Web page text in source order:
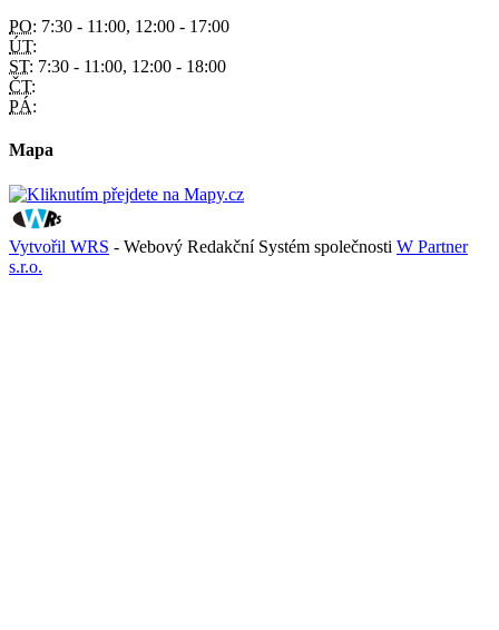
PO: 7:30 - 11:00, 12:00 - 17:00
ÚT:
ST: 7:30 - 11:00, 12:00 - 18:00
ČT:
PÁ:
Mapa
Vytvořil WRS - Webový Redakční Systém společnosti W Partner
s.r.o.